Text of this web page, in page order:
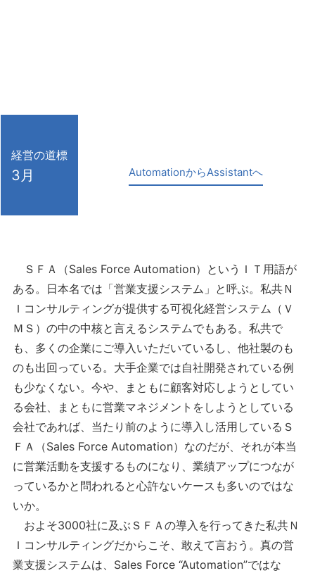
経営の道標
3月 AutomationからAssistantへ
ＳＦＡ（Sales Force Automation）というＩＴ用語が
ある。日本名では「営業支援システム」と呼ぶ。私共Ｎ
Ｉコンサルティングが提供する可視化経営システム（Ｖ
ＭＳ）の中の中核と言えるシステムでもある。私共で
も、多くの企業にご導入いただいているし、他社製のも
のも出回っている。大手企業では自社開発されている例
も少なくない。今や、まともに顧客対応しようとしてい
る会社、まともに営業マネジメントをしようとしている
会社であれば、当たり前のように導入し活用しているＳ
ＦＡ（Sales Force Automation）なのだが、それが本当
に営業活動を支援するものになり、業績アップにつなが
っているかと問われると心許ないケースも多いのではな
いか。
およそ3000社に及ぶＳＦＡの導入を行ってきた私共Ｎ
Ｉコンサルティングだからこそ、敢えて言おう。真の営
業支援システムは、Sales Force “Automation”ではな